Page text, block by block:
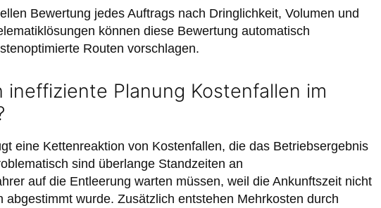
Bewertung jedes Auftrags nach Dringlichkeit, Volumen und
können diese Bewertung automatisch
Routen vorschlagen.
Planung Kostenfallen im
eine Kettenreaktion von Kostenfallen, die das Betriebsergebnis
sind überlange Standzeiten an
auf die Entleerung warten müssen, weil die Ankunftszeit nicht
abgestimmt wurde. Zusätzlich entstehen Mehrkosten durch